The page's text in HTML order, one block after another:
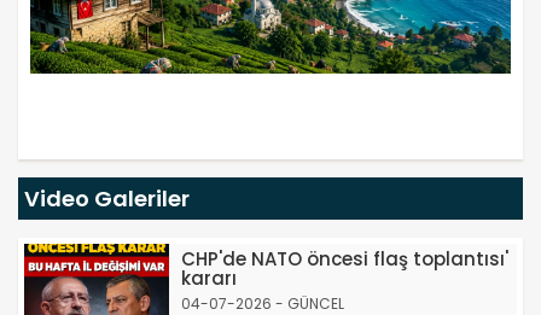
Video Galeriler
CHP'de NATO öncesi flaş toplantısı'
kararı
04-07-2026 - GÜNCEL